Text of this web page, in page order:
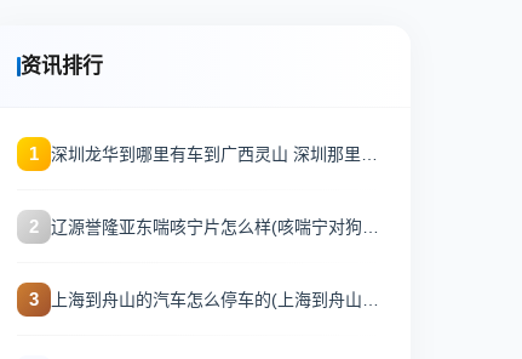
资讯排行
1
深圳龙华到哪里有车到广西灵山 深圳那里有
2
辽源誉隆亚东喘咳宁片怎么样(咳喘宁对狗狗
3
上海到舟山的汽车怎么停车的(上海到舟山的